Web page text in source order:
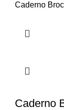
Caderno
Caderno